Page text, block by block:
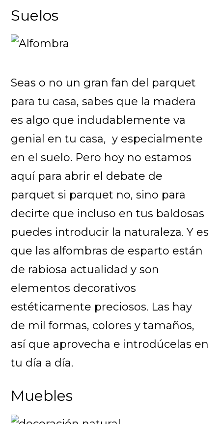
Suelos
Seas o no un gran fan del parquet
para tu casa, sabes que la madera
es algo que indudablemente va
genial en tu casa, y especialmente
en el suelo. Pero hoy no estamos
aquí para abrir el debate de
parquet si parquet no, sino para
decirte que incluso en tus baldosas
puedes introducir la naturaleza. Y es
que las alfombras de esparto están
de rabiosa actualidad y son
elementos decorativos
estéticamente preciosos. Las hay
de mil formas, colores y tamaños,
así que aprovecha e introdúcelas en
tu día a día.
Muebles